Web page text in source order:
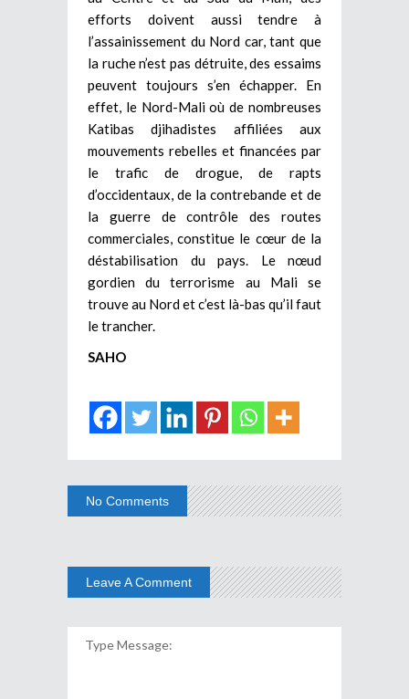
efforts doivent aussi tendre à
l’assainissement du Nord car, tant que
la ruche n’est pas détruite, des essaims
peuvent toujours s’en échapper. En
effet, le Nord-Mali où de nombreuses
Katibas djihadistes affiliées aux
mouvements rebelles et financées par
le trafic de drogue, de rapts
d’occidentaux, de la contrebande et de
la guerre de contrôle des routes
commerciales, constitue le cœur de la
déstabilisation du pays. Le nœud
gordien du terrorisme au Mali se
trouve au Nord et c’est là-bas qu’il faut
le trancher.
SAHO
No Comments
Leave A Comment